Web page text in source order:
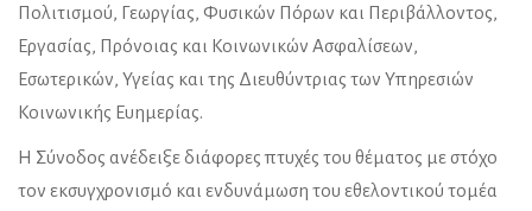
Πολιτισμού, Γεωργίας, Φυσικών Πόρων και Περιβάλλοντος,
Εργασίας, Πρόνοιας και Κοινωνικών Ασφαλίσεων,
Εσωτερικών, Υγείας και της Διευθύντριας των Υπηρεσιών
Κοινωνικής Ευημερίας.
Η Σύνοδος ανέδειξε διάφορες πτυχές του θέματος με στόχο
τον εκσυγχρονισμό και ενδυνάμωση του εθελοντικού τομέα